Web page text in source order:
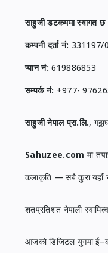
साहुजी डटकममा स्वागत छ
कम्पनी दर्ता नं: 331197/
प्यान नं: 619886853
सम्पर्क नं: +977-
साहुजी नेपाल प्रा.लि.,
Sahuzee.com मा
कलाकृति — सबै कुरा
शतप्रतिशत नेपाली
आजको डिजिटल युगमा